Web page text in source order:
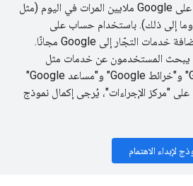
يتّخذ المستخدمون إجراءات على Google ملايين المرات في اليوم (مثل
إلى ذلك). باستخدام حساب على
Actions Center، يمكنك إضافة خدمات التجّار إلى Google مجانًا.
يبحث المستخدمون عن خدمات مثل
خدماتك على "بحث Google" و"خرائط Google" و"مساعد Google"
"مركز الإجراءات"، يُرجى إكمال نموذج
لإبداء الاهتمام